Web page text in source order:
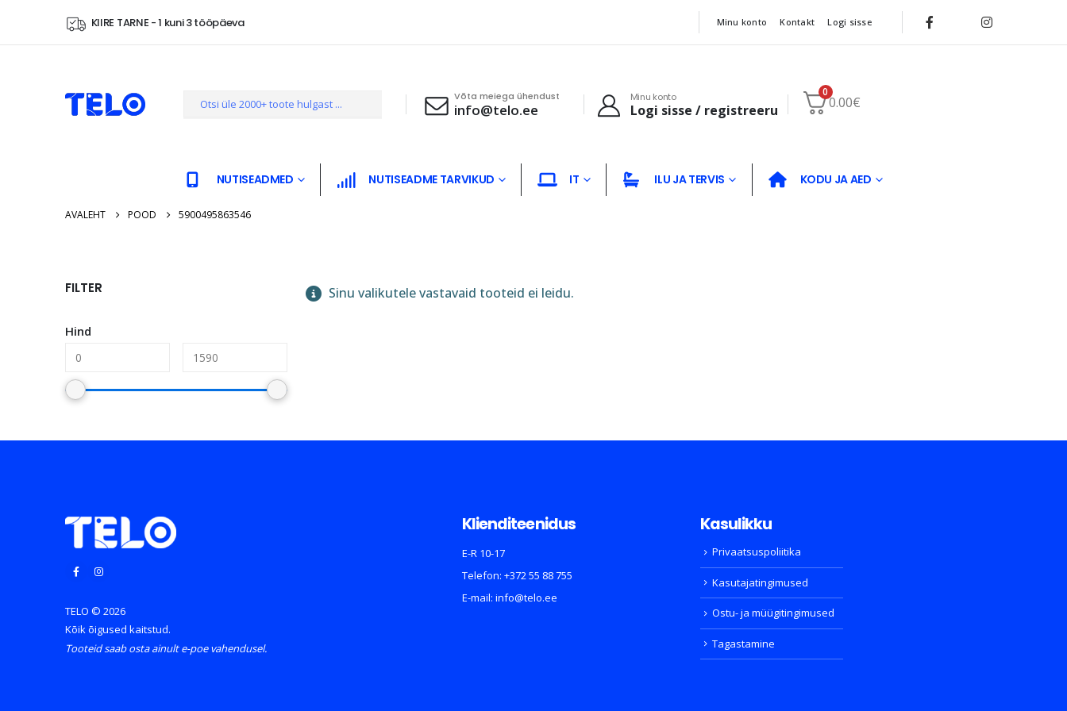
KIIRE TARNE - 1 kuni 3 tööpäeva Minu konto Kontakt Logi sisse
Võta meiega ühendust
info@telo.ee
Minu konto
Logi sisse / registreeru
0
0.00€
NUTISEADMED NUTISEADME TARVIKUD IT ILU JA TERVIS KODU JA AED
AVALEHT POOD 5900495863546
Sinu valikutele vastavaid tooteid ei leidu.
FILTER
Hind
TELO © 2026
Kõik õigused kaitstud.
Tooteid saab osta ainult e-poe vahendusel.
Klienditeenidus
E-R 10-17
Telefon: +372 55 88 755
E-mail: info@telo.ee
Kasulikku
Privaatsuspoliitika
Kasutajatingimused
Ostu- ja müügitingimused
Tagastamine